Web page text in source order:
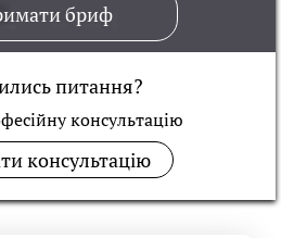
бриф
питання?
консультацiю
консультацію